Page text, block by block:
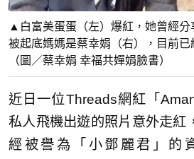
▲白富美蛋蛋（左）爆紅，她曾經分
被起底媽媽是蔡幸娟（右），目前已
（圖／蔡幸娟 幸福共嬋娟臉書）
近日一位Threads網紅「
私人飛機出遊的照片意外走紅
經被譽為「小鄧麗君」的